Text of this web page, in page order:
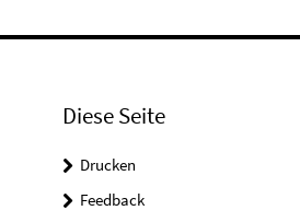
Diese Seite
Drucken
Feedback